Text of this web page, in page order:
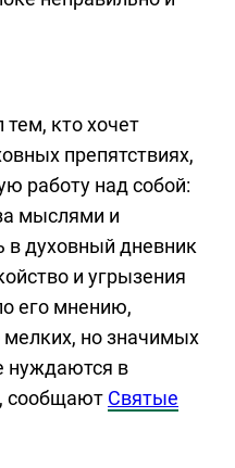
тем, кто хочет
препятствиях,
работу над собой:
мыслями и
в духовный дневник
и угрызения
его мнению,
но значимых
нуждаются в
сообщают Святые